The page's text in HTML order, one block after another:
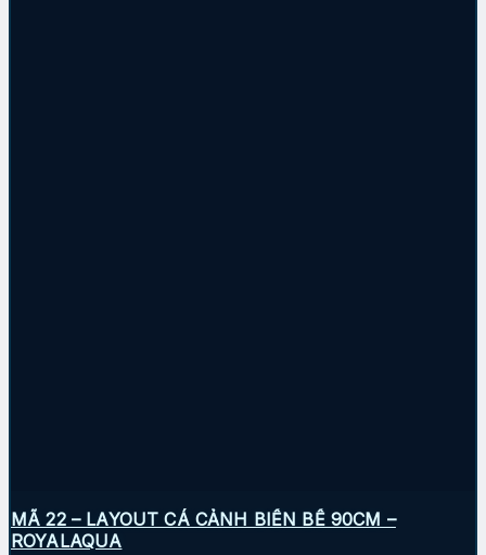
MÃ 22 – LAYOUT CÁ CẢNH BIỂN BỂ 90CM –
ROYALAQUA